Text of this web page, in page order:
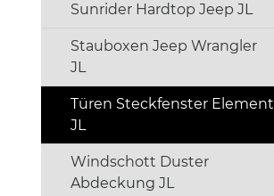
Sunrider Hardtop Jeep JL
Stauboxen Jeep Wrangler
JL
Türen Steckfenster Element
JL
Windschott Duster
Abdeckung JL